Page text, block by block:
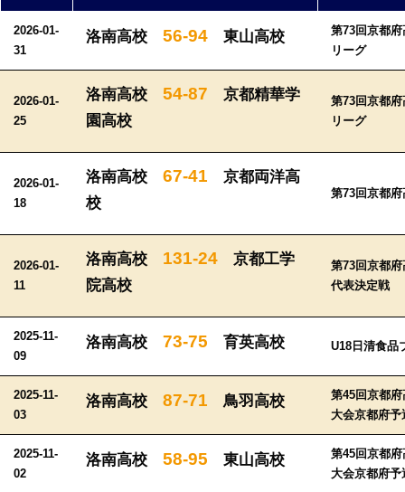
2026-01-
31
洛南高校 56-94 東山高校
第73回京都
リーグ
2026-01-
25
洛南高校 54-87 京都精華学
園高校
第73回京都
リーグ
2026-01-
18
洛南高校 67-41 京都両洋高
校
第73回京都
2026-01-
11
洛南高校 131-24 京都工学
院高校
第73回京都
代表決定戦
2025-11-
09
洛南高校 73-75 育英高校 U18日清食
2025-11-
03
洛南高校 87-71 鳥羽高校
第45回京都
大会京都府予
2025-11-
02
洛南高校 58-95 東山高校
第45回京都
大会京都府予